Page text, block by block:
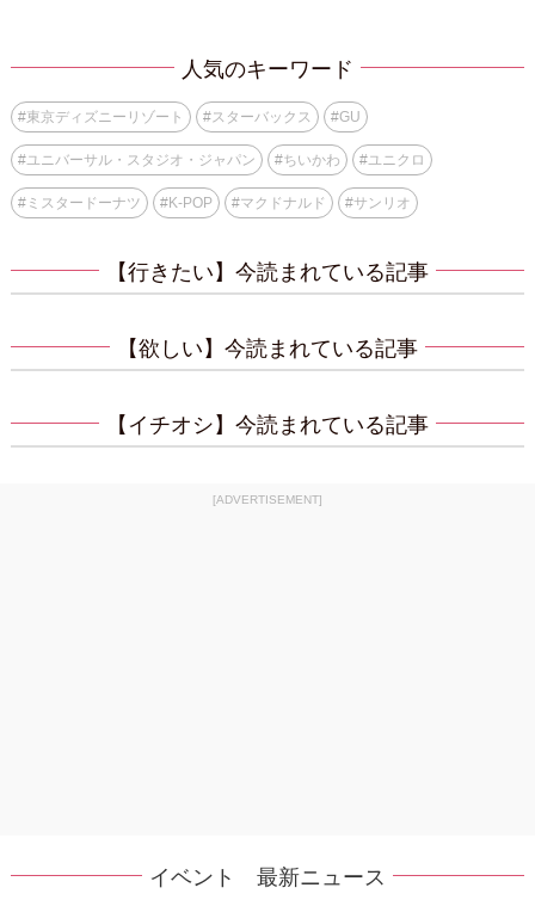
人気のキーワード
#東京ディズニーリゾート #スターバックス #GU
#ユニバーサル・スタジオ・ジャパン #ちいかわ #ユニクロ
#ミスタードーナツ #K-POP #マクドナルド #サンリオ
【行きたい】今読まれている記事
【欲しい】今読まれている記事
【イチオシ】今読まれている記事
[ADVERTISEMENT]
イベント 最新ニュース